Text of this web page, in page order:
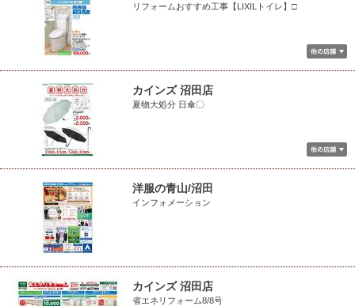
リフォームおすすめ工事【LIXILトイレ】□
カインズ 沼田店
夏物大処分 日傘〇
洋服の青山/沼田
インフォメーション
カインズ 沼田店
省エネリフォーム8/8号